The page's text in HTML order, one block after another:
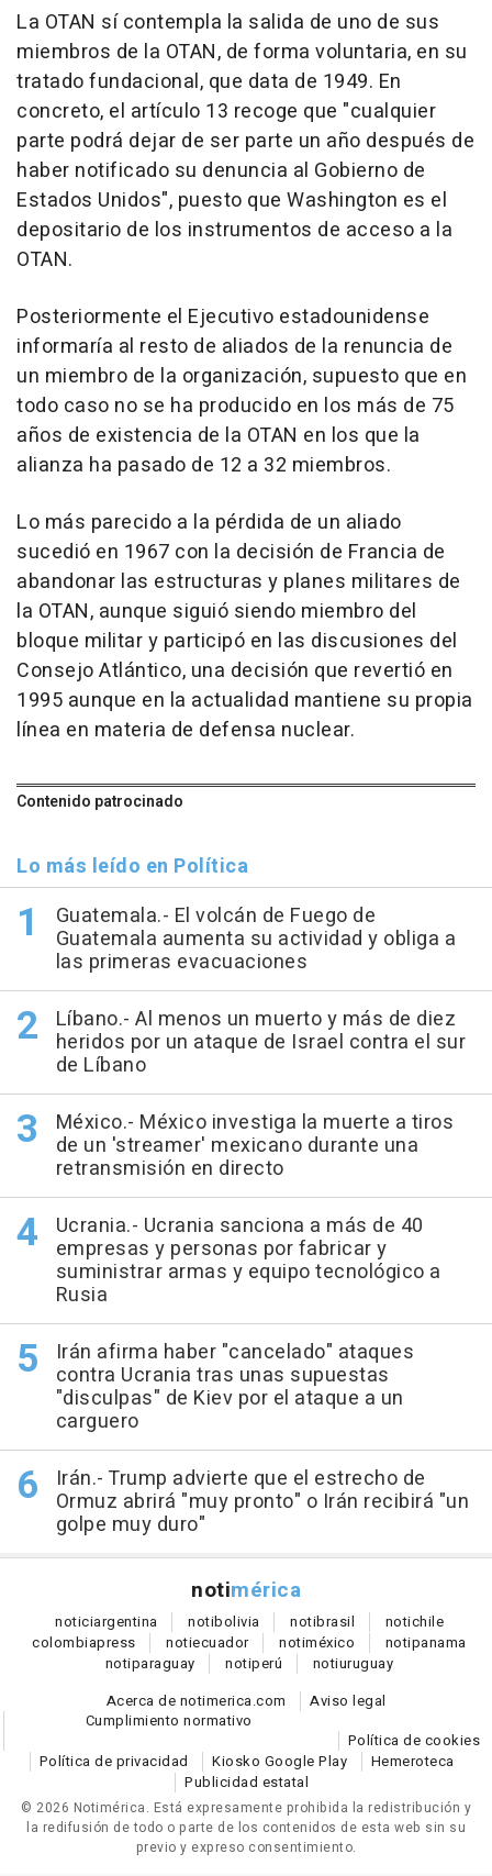
La OTAN sí contempla la salida de uno de sus
miembros de la OTAN, de forma voluntaria, en su
tratado fundacional, que data de 1949. En
concreto, el artículo 13 recoge que "cualquier
parte podrá dejar de ser parte un año después de
haber notificado su denuncia al Gobierno de
Estados Unidos", puesto que Washington es el
depositario de los instrumentos de acceso a la
OTAN.
Posteriormente el Ejecutivo estadounidense
informaría al resto de aliados de la renuncia de
un miembro de la organización, supuesto que en
todo caso no se ha producido en los más de 75
años de existencia de la OTAN en los que la
alianza ha pasado de 12 a 32 miembros.
Lo más parecido a la pérdida de un aliado
sucedió en 1967 con la decisión de Francia de
abandonar las estructuras y planes militares de
la OTAN, aunque siguió siendo miembro del
bloque militar y participó en las discusiones del
Consejo Atlántico, una decisión que revertió en
1995 aunque en la actualidad mantiene su propia
línea en materia de defensa nuclear.
Contenido patrocinado
Lo más leído en Política
Guatemala.- El volcán de Fuego de
Guatemala aumenta su actividad y obliga a
las primeras evacuaciones
Líbano.- Al menos un muerto y más de diez
heridos por un ataque de Israel contra el sur
de Líbano
México.- México investiga la muerte a tiros
de un 'streamer' mexicano durante una
retransmisión en directo
Ucrania.- Ucrania sanciona a más de 40
empresas y personas por fabricar y
suministrar armas y equipo tecnológico a
Rusia
Irán afirma haber "cancelado" ataques
contra Ucrania tras unas supuestas
"disculpas" de Kiev por el ataque a un
carguero
Irán.- Trump advierte que el estrecho de
Ormuz abrirá "muy pronto" o Irán recibirá "un
golpe muy duro"
notimérica
noticiargentina notibolivia notibrasil notichile
colombiapress notiecuador notiméxico notipanama
notiparaguay notiperú notiuruguay
Acerca de notimerica.com
Aviso legal
Cumplimiento normativo
Política de cookies
Política de privacidad
Kiosko Google Play
Hemeroteca
Publicidad estatal
© 2026 Notimérica. Está expresamente prohibida la redistribución y
la redifusión de todo o parte de los contenidos de esta web sin su
previo y expreso consentimiento.